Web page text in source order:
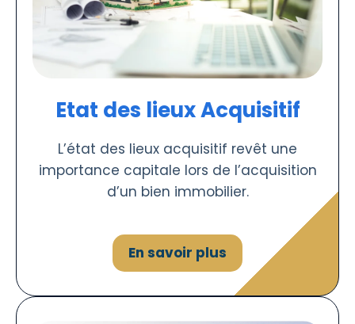
Etat des lieux Acquisitif
L’état des lieux acquisitif revêt une
importance capitale lors de l’acquisition
d’un bien immobilier.
En savoir plus